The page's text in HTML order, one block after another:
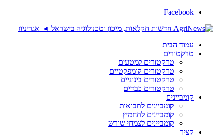
Facebook
עמוד הבית
טרקטורים
טרקטורים למטעים
טרקטורים קומפקטיים
טרקטורים בינוניים
טרקטורים כבדים
קומביינים
קומביינים לתבואות
קומביינים לתחמיץ
קומביינים לצמחי שורש
קציר